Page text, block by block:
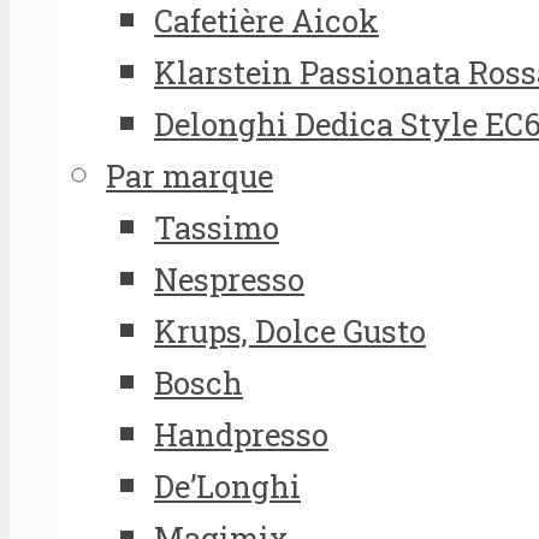
Cafetière Aicok
Klarstein Passionata
Delonghi Dedica Style
Par marque
Tassimo
Nespresso
Krups, Dolce Gusto
Bosch
Handpresso
De’Longhi